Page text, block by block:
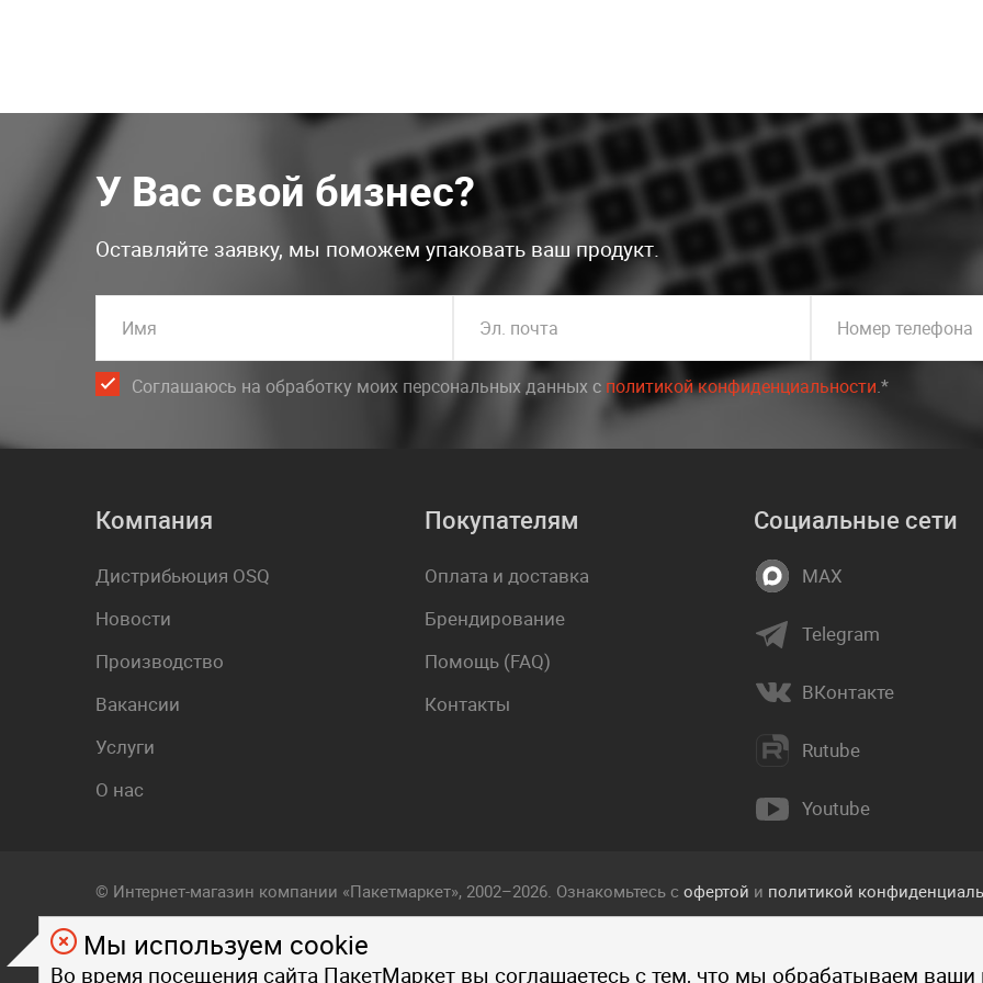
У Вас свой бизнес?
Оставляйте заявку, мы поможем упаковать ваш продукт.
Имя Эл. почта Номер телефона
Соглашаюсь на обработку моих персональных данных c политикой конфиденциальности.*
Мы используем cookie
Во время посещения сайта ПакетМаркет вы соглашаетесь с тем, что мы обрабатываем
Компания
Дистрибьюция OSQ
Новости
Производство
Вакансии
Услуги
О нас
Покупателям
Оплата и доставка
Брендирование
Помощь (FAQ)
Контакты
Социальные сети
MAX
Telegram
ВКонтакте
Rutube
Youtube
© Интернет-магазин компании «Пакетмаркет», 2002–2026. Ознакомьтесь с офертой и политикой
Любой визуальный и фирменный стиль, контент, текст, фотографии, изображения, и другие объекты,
на страницах данного сайта, являются объектом прав интеллектуальной собственности компании